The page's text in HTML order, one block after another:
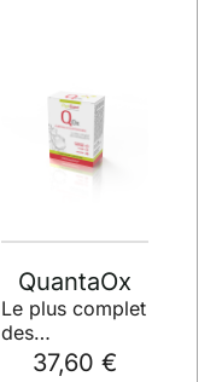
QuantaOx
Le plus complet
des
antioxydants
37,60 €